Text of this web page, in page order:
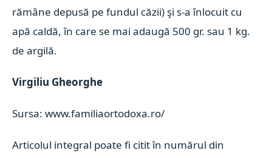
rămâne depusă pe fundul căzii) şi s-a înlocuit cu
apă caldă, în care se mai adaugă 500 gr. sau 1 kg.
de argilă.
Virgiliu Gheorghe
Sursa: www.familiaortodoxa.ro/
Articolul integral poate fi citit în numărul din